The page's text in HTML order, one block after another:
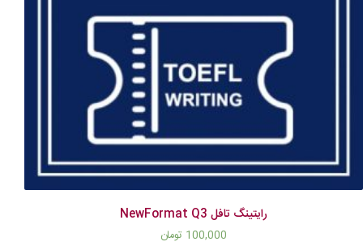
رایتینگ تافل NewFormat Q3
100,000 تومان